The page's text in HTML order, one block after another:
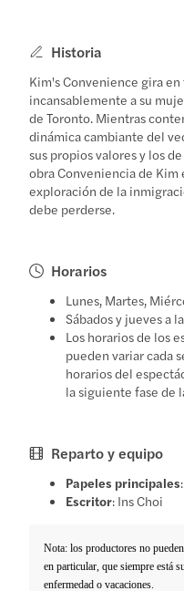
Historia
Kim's Convenience gira
incansablemente a su
de Toronto. Mientras
dinámica cambiante del
sus propios valores y los
obra Conveniencia de Kim
exploración de la
debe perderse.
Horarios
Lunes, Martes,
Sábados y jueves a
Los horarios de los
pueden variar cada
horarios del
la siguiente fase de
Reparto y equipo
Papeles principales
Escritor: Ins Choi
Nota: los productores no
en particular, que siempre está
enfermedad o vacaciones.